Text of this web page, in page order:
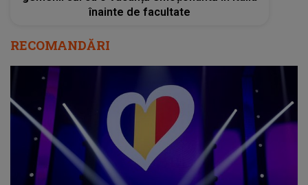
înainte de facultate
RECOMANDĂRI